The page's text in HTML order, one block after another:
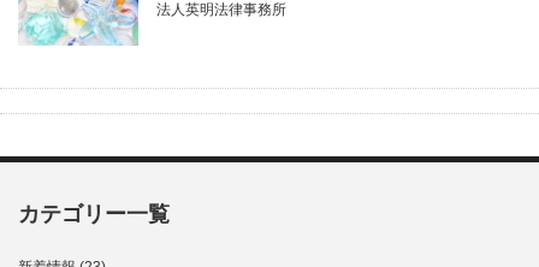
法人英明法律事務所
カテゴリー一覧